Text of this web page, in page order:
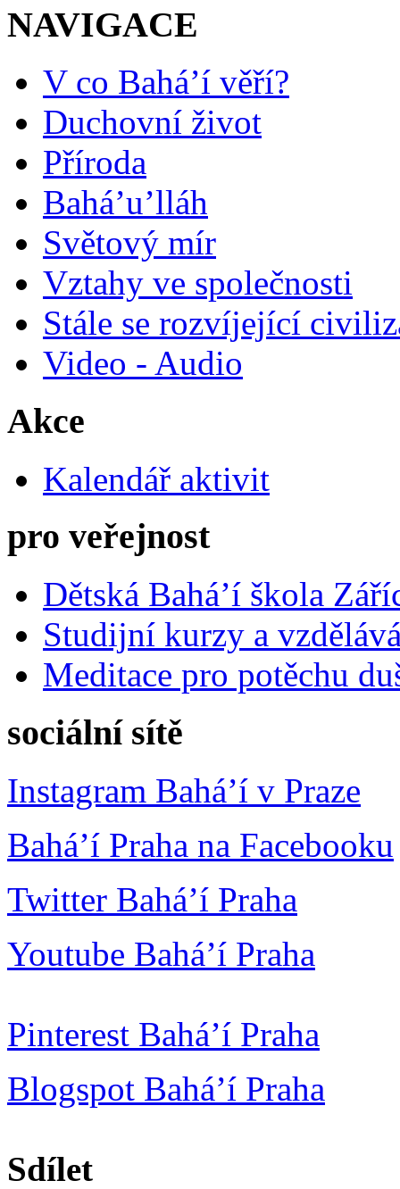
NAVIGACE
V co Bahá’í věří?
Duchovní život
Příroda
Bahá’u’lláh
Světový mír
Vztahy ve společnosti
Stále se rozvíjející
Video - Audio
Akce
Kalendář aktivit
pro veřejnost
Dětská Bahá’í škola
Studijní kurzy a
Meditace pro potěchu
sociální sítě
Instagram Bahá’í v Praze
Bahá’í Praha na Facebooku
Twitter Bahá’í Praha
Youtube Bahá’í Praha
Pinterest Bahá’í Praha
Blogspot Bahá’í Praha
Sdílet